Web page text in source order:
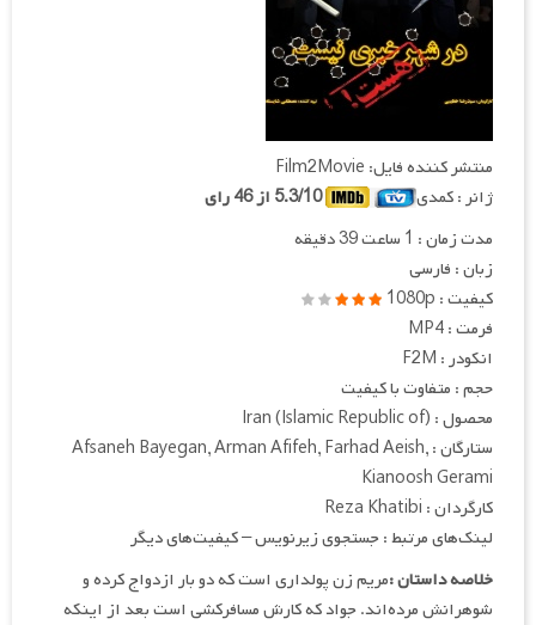
منتشر کننده فایل: Film2Movie
ژانر : کمدی
5.3/10 از 46 رای
مدت زمان : 1 ساعت 39 دقیقه
زبان : فارسی
کیفیت : 1080p
فرمت : MP4
انکودر : F2M
حجم : متفاوت با کیفیت
محصول : Iran (Islamic Republic of)
ستارگان : Afsaneh Bayegan, Arman Afifeh, Farhad Aeish,
Kianoosh Gerami
کارگردان : Reza Khatibi
لینک‌های مرتبط : جستجوی زیرنویس – کیفیت‌های دیگر
خلاصه داستان :مریم زن پولداری است که دو بار ازدواج کرده و
شوهرانش مرده‌اند. جواد که کارش مسافرکشی است بعد از اینکه